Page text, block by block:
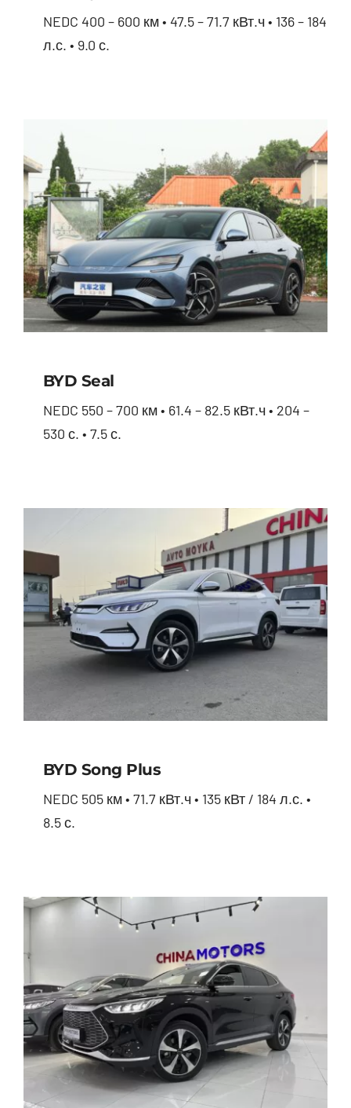
NEDC 400 – 600 км • 47.5 – 71.7 кВт.ч • 136 – 184
л.с. • 9.0 с.
BYD Seal
NEDC 550 – 700 км • 61.4 – 82.5 кВт.ч • 204 –
530 с. • 7.5 с.
BYD Song Plus
NEDC 505 км • 71.7 кВт.ч • 135 кВт / 184 л.с. •
8.5 с.